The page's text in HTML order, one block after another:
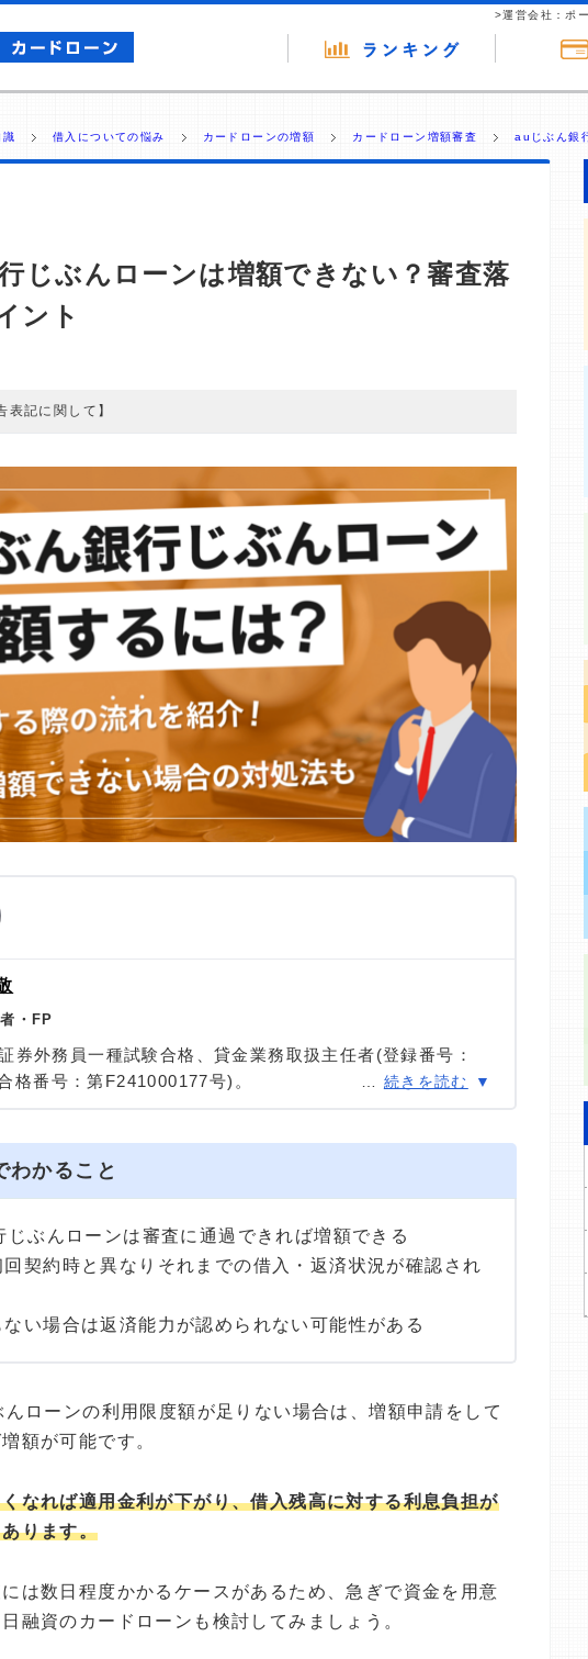
>運営会社：ポ
識 借入についての悩み カードローンの増額 カードローン増額審査 auじぶん銀
じぶんローンは増額できない？審査落
ント
表記に関して】
ーへの口コミ収集などに基づき、公平性を担保した情報提供を行っていま
・FP
券外務員一種試験合格、貸金業務取扱主任者(登録番号：
格番号：第F241000177号)。
ローン利用者へのインタビューなども多数実施し、専門知
た信頼性の高い情報発信を心がけている。
… 続きを読む
わかること
じぶんローンは審査に通過できれば増額できる
契約時と異なりそれまでの借入・返済状況が確認され
い場合は返済能力が認められない可能性がある
ローンの利用限度額が足りない場合は、増額申請をして
額が可能です。
なれば適用金利が下がり、借入残高に対する利息負担が
ります。
は数日程度かかるケースがあるため、急ぎで資金を用意
融資のカードローンも検討してみましょう。